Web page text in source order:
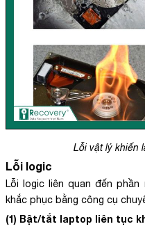
Lỗi vật lý khiến
Lỗi logic
Lỗi logic liên quan đến
khắc phục bằng công cụ
(1) Bật/tắt laptop liên tục